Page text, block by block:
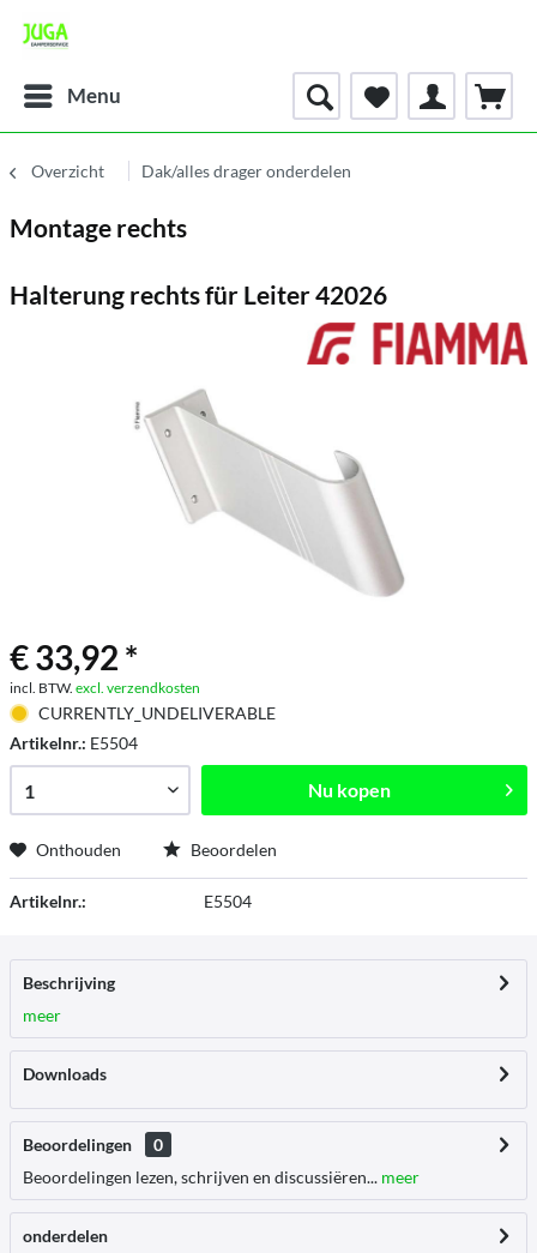
Menu
Overzicht Dak/alles drager onderdelen
Montage rechts
Halterung rechts für Leiter 42026
€ 33,92 *
incl. BTW. excl. verzendkosten
CURRENTLY_UNDELIVERABLE
Artikelnr.: E5504
Nu kopen
Onthouden Beoordelen
Artikelnr.: E5504
Beschrijving
meer
Downloads
Beoordelingen
0
Beoordelingen lezen, schrijven en discussiëren... meer
onderdelen